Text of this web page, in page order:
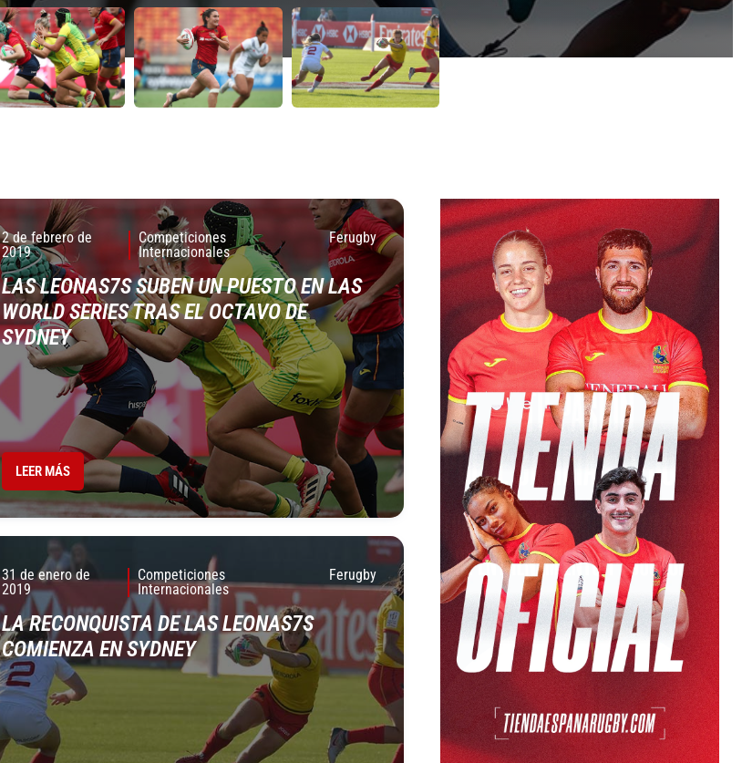
2 de febrero de
2019
Competiciones
Internacionales
Ferugby
LAS LEONAS7S SUBEN UN PUESTO EN LAS
WORLD SERIES TRAS EL OCTAVO DE
SYDNEY
LEER MÁS
31 de enero de
2019
Competiciones
Internacionales
Ferugby
LA RECONQUISTA DE LAS LEONAS7S
COMIENZA EN SYDNEY